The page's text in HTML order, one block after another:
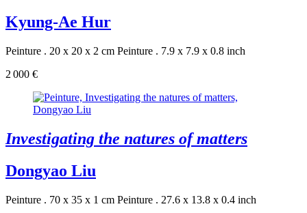
Kyung-Ae Hur
Peinture . 20 x 20 x 2 cm Peinture . 7.9 x 7.9 x 0.8 inch
2 000 €
Investigating the natures of matters
Dongyao Liu
Peinture . 70 x 35 x 1 cm Peinture . 27.6 x 13.8 x 0.4 inch